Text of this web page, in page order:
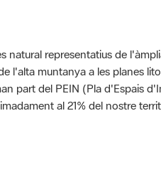
natural representatius de
l'alta muntanya a les planes
part del PEIN (Pla d'Espais
al 21% del nostre